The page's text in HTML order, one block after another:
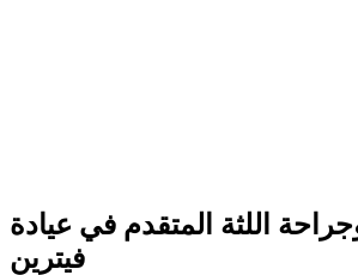
اللثة المتقدم في عيادة
فيترين